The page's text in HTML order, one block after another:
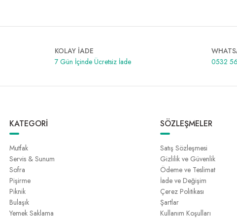
KOLAY İADE
7 Gün İçinde Ücretsiz İade
0532
KATEGORİ
Mutfak
Servis & Sunum
Sofra
Pişirme
Piknik
Bulaşık
Yemek Saklama
SÖZLEŞMELER
Satış Sözleşmesi
Gizlilik ve Güvenlik
Ödeme ve Teslimat
İade ve Değişim
Çerez Politikası
Şartlar
Kullanım Koşulları